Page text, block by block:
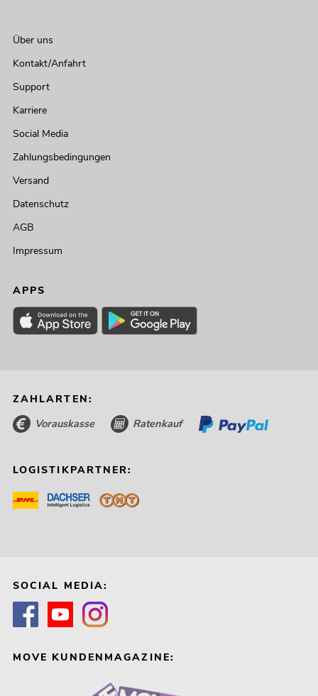
Über uns
Kontakt/Anfahrt
Support
Karriere
Social Media
Zahlungsbedingungen
Versand
Datenschutz
AGB
Impressum
APPS
ZAHLARTEN:
Vorauskasse Ratenkauf
LOGISTIKPARTNER:
SOCIAL MEDIA:
MOVE KUNDENMAGAZINE: